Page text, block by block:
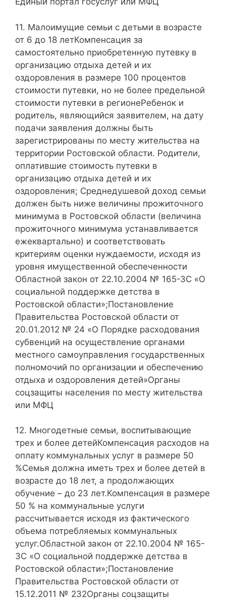
11. Малоимущие семьи с детьми в возрасте
от 6 до 18 летКомпенсация за
самостоятельно приобретенную путевку в
организацию отдыха детей и их
оздоровления в размере 100 процентов
стоимости путевки, но не более предельной
стоимости путевки в регионеРебенок и
родитель, являющийся заявителем, на дату
подачи заявления должны быть
зарегистрированы по месту жительства на
территории Ростовской области. Родители,
оплатившие стоимость путевки в
организацию отдыха детей и их
оздоровления; Среднедушевой доход семьи
должен быть ниже величины прожиточного
минимума в Ростовской области (величина
прожиточного минимума устанавливается
ежеквартально) и соответствовать
критериям оценки нуждаемости, исходя из
уровня имущественной обеспеченности
Областной закон от 22.10.2004 № 165-ЗС «О
социальной поддержке детства в
Ростовской области»;Постановление
Правительства Ростовской области от
20.01.2012 № 24 «О Порядке расходования
субвенций на осуществление органами
местного самоуправления государственных
полномочий по организации и обеспечению
отдыха и оздоровления детей»Органы
соцзащиты населения по месту жительства
или МФЦ
12. Многодетные семьи, воспитывающие
трех и более детейКомпенсация расходов на
оплату коммунальных услуг в размере 50
%Семья должна иметь трех и более детей в
возрасте до 18 лет, а продолжающих
обучение – до 23 лет.Компенсация в размере
50 % на коммунальные услуги
рассчитывается исходя из фактического
объема потребляемых коммунальных
услуг.Областной закон от 22.10.2004 № 165-
ЗС «О социальной поддержке детства в
Ростовской области»;Постановление
Правительства Ростовской области от
15.12.2011 № 232Органы соцзащиты